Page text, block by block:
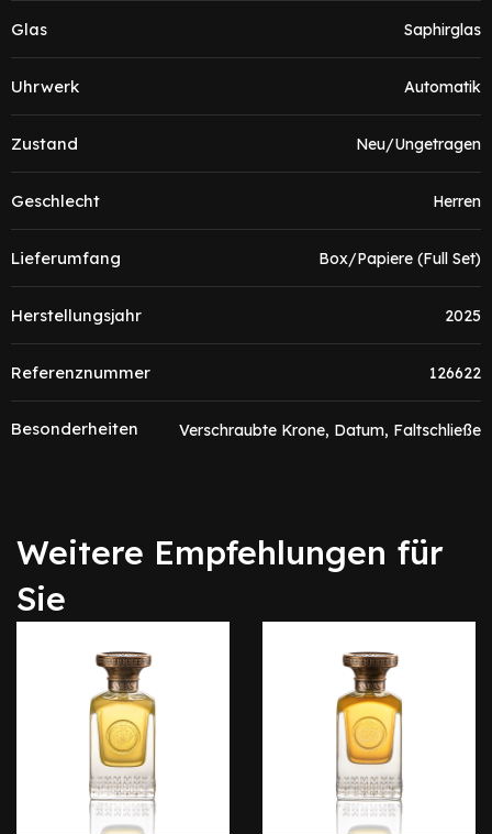
Glas Saphirglas
Uhrwerk Automatik
Zustand Neu/Ungetragen
Geschlecht Herren
Lieferumfang Box/Papiere (Full Set)
Herstellungsjahr 2025
Referenznummer 126622
Besonderheiten Verschraubte Krone, Datum, Faltschließe
Weitere Empfehlungen für
Sie